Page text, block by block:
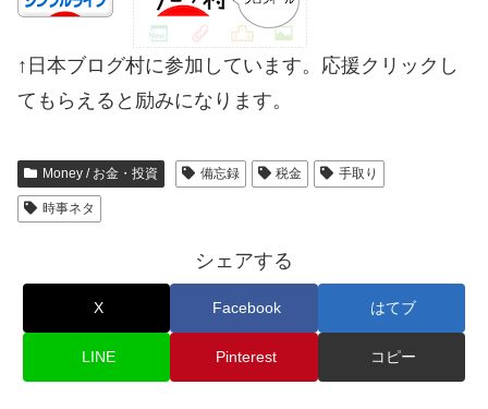
↑日本ブログ村に参加しています。応援クリックし
てもらえると励みになります。
Money / お金・投資 備忘録 税金 手取り
時事ネタ
シェアする
X Facebook はてブ
LINE Pinterest コピー